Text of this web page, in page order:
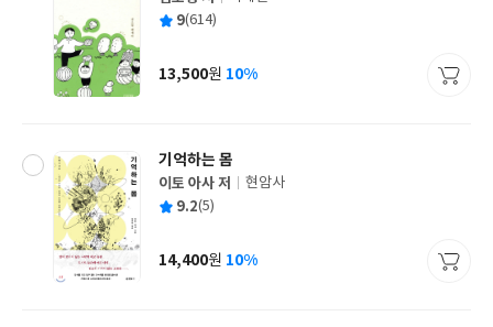
글
쓴
출
사
평 9(614)
가
13,500원 10%
기억하는 몸
글
쓴
이토 아사 저
출
사
현암사
평 9.2(5)
가
14,400원 10%